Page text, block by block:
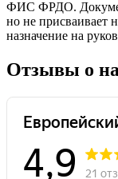
ФИС ФРДО.
но не присваивает
назначение на
Отзывы о